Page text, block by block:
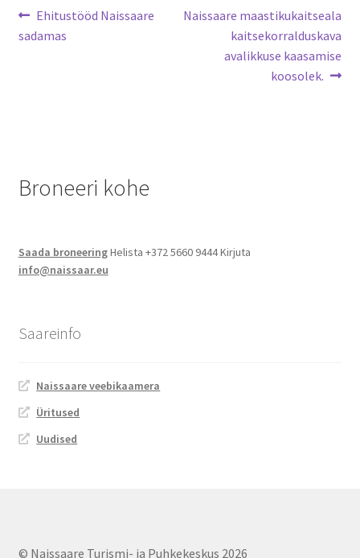
Saun kaminaruumiga
Ekskursioonid
Matkarajad
UTV matk
Toitlustus
Navigeerimine
Eelmine
postitus:
Ehitustööd Naissaare
sadamas
Järgmine
postitus:
Naissaare maastikukaitseala
kaitsekorralduskava
avalikkuse kaasamise
koosolek.
Broneeri kohe
Saada broneeringHelista +372 5660 9444 Kirjuta
info@naissaar.eu
Saareinfo
Naissaare veebikaamera
Üritused
Uudised
© Naissaare Turismi- ja Puhkekeskus 2026